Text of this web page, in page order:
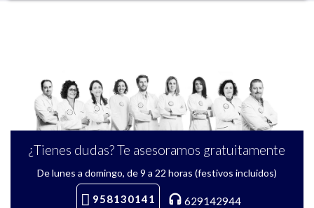
¿Tienes dudas? Te asesoramos gratuitamente
De lunes a domingo, de 9 a 22 horas (festivos incluidos)
958130141
629142944